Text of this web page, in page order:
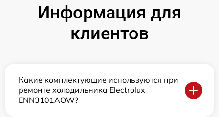
Информация для
клиентов
Какие комплектующие используются при
ремонте холодильника Electrolux
ENN3101AOW?